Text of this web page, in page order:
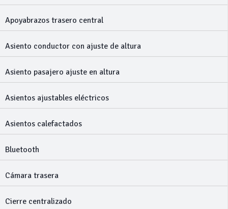
Apoyabrazos trasero central
Asiento conductor con ajuste de altura
Asiento pasajero ajuste en altura
Asientos ajustables eléctricos
Asientos calefactados
Bluetooth
Cámara trasera
Cierre centralizado